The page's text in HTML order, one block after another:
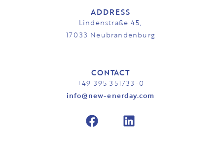
ADDRESS
Lindenstraße 45,
17033 Neubrandenburg
CONTACT
+49 395 351733-0
info@new-enerday.com